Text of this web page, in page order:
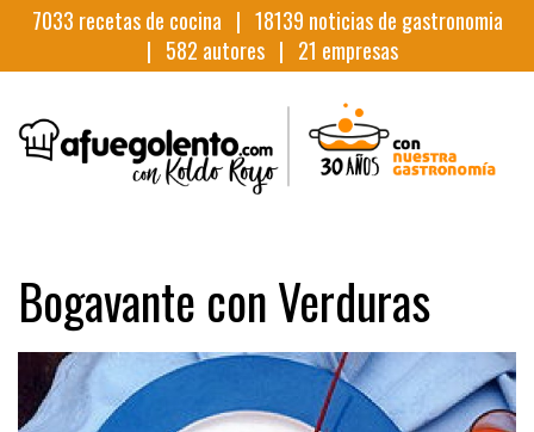
7033 recetas de cocina | 18139 noticias de gastronomia
| 582 autores | 21 empresas
Bogavante con Verduras